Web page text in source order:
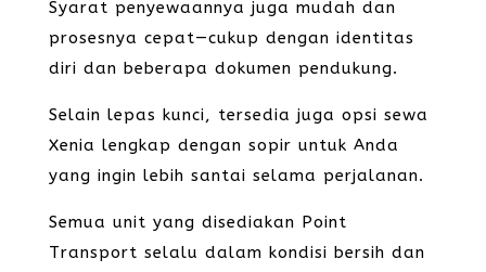
Syarat penyewaannya juga mudah dan
prosesnya cepat—cukup dengan identitas
diri dan beberapa dokumen pendukung.
Selain lepas kunci, tersedia juga opsi sewa
Xenia lengkap dengan sopir untuk Anda
yang ingin lebih santai selama perjalanan.
Semua unit yang disediakan Point
Transport selalu dalam kondisi bersih dan